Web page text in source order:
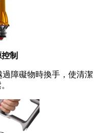
制
障礙物時換手，使清潔